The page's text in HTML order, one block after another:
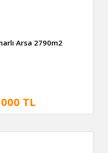
Arsa 2790m2
TL